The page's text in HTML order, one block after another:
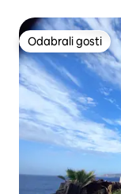
Odabrali gosti
Odabrali gosti